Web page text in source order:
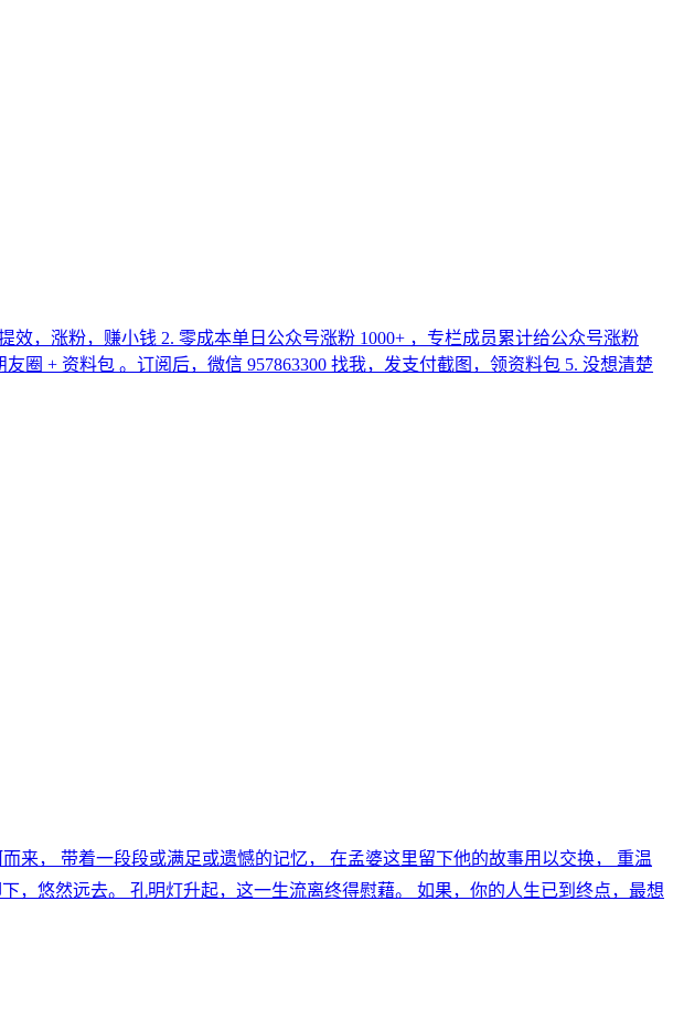
，涨粉，赚小钱 2. 零成本单日公众号涨粉 1000+ ，专栏成员累计给公众号涨粉
圈 + 资料包 。订阅后，微信 957863300 找我，发支付截图，领资料包 5. 没想清楚
， 带着一段段或满足或遗憾的记忆， 在孟婆这里留下他的故事用以交换， 重温
，悠然远去。 孔明灯升起，这一生流离终得慰藉。 如果，你的人生已到终点，最想